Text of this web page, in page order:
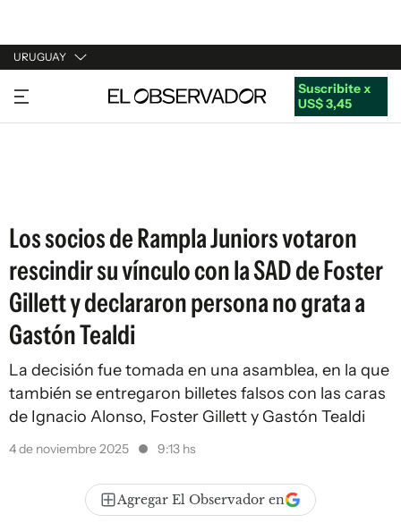
URUGUAY
URUGUAY
ARGENTINA
Suscribite x
US$ 3,45
Los socios de Rampla Juniors votaron
rescindir su vínculo con la SAD de Foster
Gillett y declararon persona no grata a
Gastón Tealdi
La decisión fue tomada en una asamblea, en la que
también se entregaron billetes falsos con las caras
de Ignacio Alonso, Foster Gillett y Gastón Tealdi
4 de noviembre 2025 9:13 hs
Agregar El Observador en